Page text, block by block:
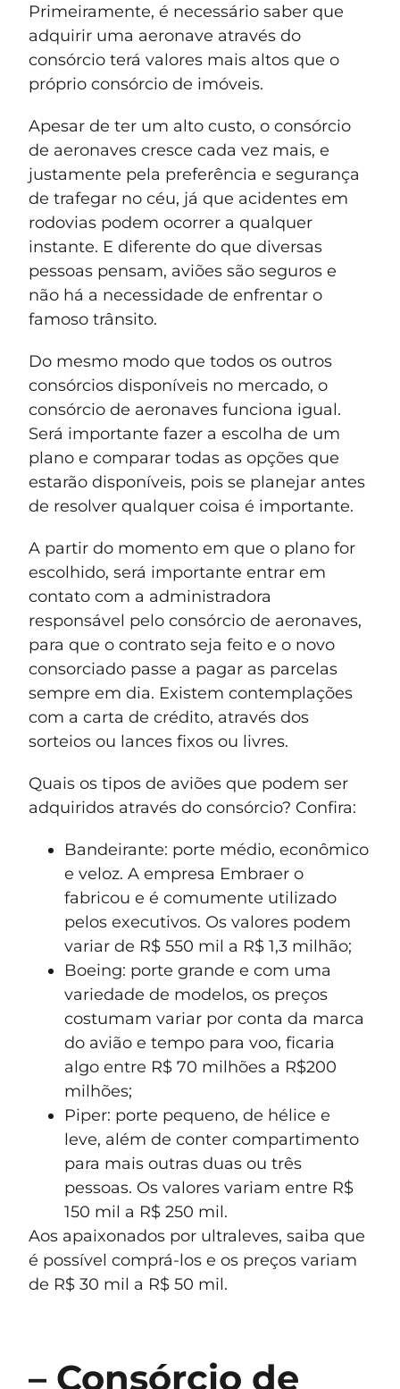
Primeiramente, é necessário saber que
adquirir uma aeronave através do
consórcio terá valores mais altos que o
próprio consórcio de imóveis.
Apesar de ter um alto custo, o consórcio
de aeronaves cresce cada vez mais, e
justamente pela preferência e segurança
de trafegar no céu, já que acidentes em
rodovias podem ocorrer a qualquer
instante. E diferente do que diversas
pessoas pensam, aviões são seguros e
não há a necessidade de enfrentar o
famoso trânsito.
Do mesmo modo que todos os outros
consórcios disponíveis no mercado, o
consórcio de aeronaves funciona igual.
Será importante fazer a escolha de um
plano e comparar todas as opções que
estarão disponíveis, pois se planejar antes
de resolver qualquer coisa é importante.
A partir do momento em que o plano for
escolhido, será importante entrar em
contato com a administradora
responsável pelo consórcio de aeronaves,
para que o contrato seja feito e o novo
consorciado passe a pagar as parcelas
sempre em dia. Existem contemplações
com a carta de crédito, através dos
sorteios ou lances fixos ou livres.
Quais os tipos de aviões que podem ser
adquiridos através do consórcio? Confira:
Bandeirante: porte médio, econômico
e veloz. A empresa Embraer o
fabricou e é comumente utilizado
pelos executivos. Os valores podem
variar de R$ 550 mil a R$ 1,3 milhão;
Boeing: porte grande e com uma
variedade de modelos, os preços
costumam variar por conta da marca
do avião e tempo para voo, ficaria
algo entre R$ 70 milhões a R$200
milhões;
Piper: porte pequeno, de hélice e
leve, além de conter compartimento
para mais outras duas ou três
pessoas. Os valores variam entre R$
150 mil a R$ 250 mil.
Aos apaixonados por ultraleves, saiba que
é possível comprá-los e os preços variam
de R$ 30 mil a R$ 50 mil.
– Consórcio de